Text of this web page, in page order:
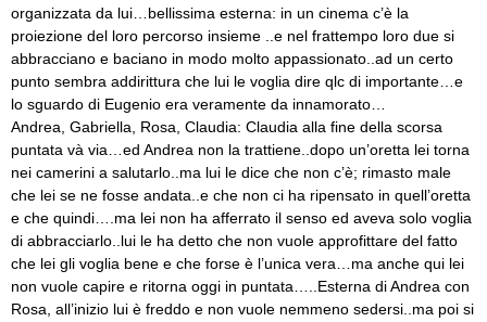
organizzata da lui…bellissima esterna: in un cinema c’è la
proiezione del loro percorso insieme ..e nel frattempo loro due si
abbracciano e baciano in modo molto appassionato..ad un certo
punto sembra addirittura che lui le voglia dire qlc di importante…e
lo sguardo di Eugenio era veramente da innamorato…
Andrea, Gabriella, Rosa, Claudia: Claudia alla fine della scorsa
puntata và via…ed Andrea non la trattiene..dopo un’oretta lei torna
nei camerini a salutarlo..ma lui le dice che non c’è; rimasto male
che lei se ne fosse andata..e che non ci ha ripensato in quell’oretta
e che quindi….ma lei non ha afferrato il senso ed aveva solo voglia
di abbracciarlo..lui le ha detto che non vuole approfittare del fatto
che lei gli voglia bene e che forse è l’unica vera…ma anche qui lei
non vuole capire e ritorna oggi in puntata…..Esterna di Andrea con
Rosa, all’inizio lui è freddo e non vuole nemmeno sedersi..ma poi si